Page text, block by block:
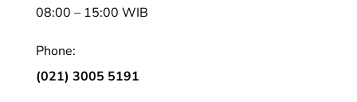
08:00 – 15:00 WIB
Phone:
(021) 3005 5191